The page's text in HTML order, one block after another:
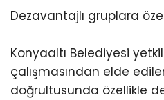
Dezavantajlı gruplara
Konyaaltı Belediyesi
çalışmasından elde
doğrultusunda özellikle